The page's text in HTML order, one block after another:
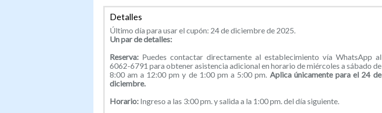
Detalles
Último día para usar el cupón: 24 de diciembre de 2025.
Un par de detalles:
Reserva: Puedes contactar directamente al establecimiento vía WhatsApp al
6062-6791 para obtener asistencia adicional en horario de miércoles a sábado de
8:00 am a 12:00 pm y de 1:00 pm a 5:00 pm. Aplica únicamente para el 24 de
diciembre.
Horario:Ingreso a las 3:00 pm. y salida a la 1:00 pm. del día siguiente.